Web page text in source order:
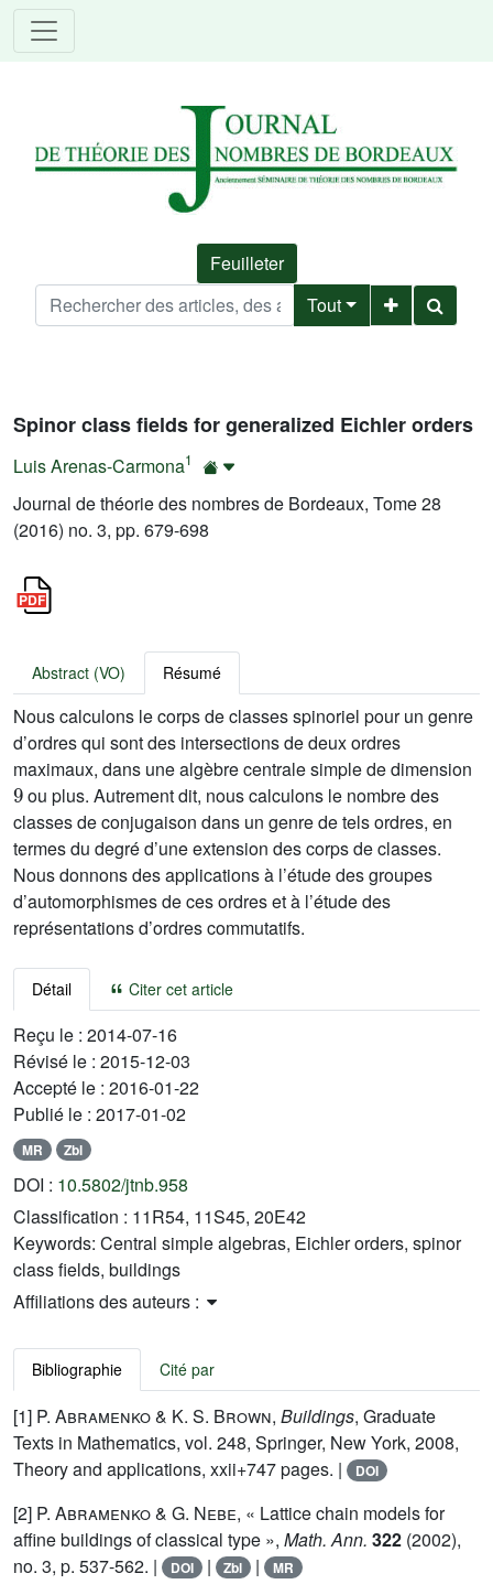
Feuilleter
Tout
Spinor class fields for generalized Eichler orders
Luis Arenas-Carmona1
Journal de théorie des nombres de Bordeaux, Tome 28
(2016) no. 3, pp. 679-698
Abstract (VO) Résumé
Nous calculons le corps de classes spinoriel pour un genre
d’ordres qui sont des intersections de deux ordres
maximaux, dans une algèbre centrale simple de dimension
9
ou plus. Autrement dit, nous calculons le nombre des
classes de conjugaison dans un genre de tels ordres, en
termes du degré d’une extension des corps de classes.
Nous donnons des applications à l’étude des groupes
d’automorphismes de ces ordres et à l’étude des
représentations d’ordres commutatifs.
Détail Citer cet article
Reçu le : 2014-07-16
Révisé le : 2015-12-03
Accepté le : 2016-01-22
Publié le : 2017-01-02
MR Zbl
DOI : 10.5802/jtnb.958
Classification : 11R54, 11S45, 20E42
Keywords: Central simple algebras, Eichler orders, spinor
class fields, buildings
Affiliations des auteurs :
Bibliographie Cité par
[1] P. Abramenko& K. S. Brown, Buildings, Graduate
Texts in Mathematics, vol. 248, Springer, New York, 2008,
Theory and applications, xxii+747 pages. |
DOI
[2] P. Abramenko& G. Nebe, « Lattice chain models for
affine buildings of classical type », Math. Ann. 322 (2002),
no. 3, p. 537-562. |
DOI | Zbl | MR